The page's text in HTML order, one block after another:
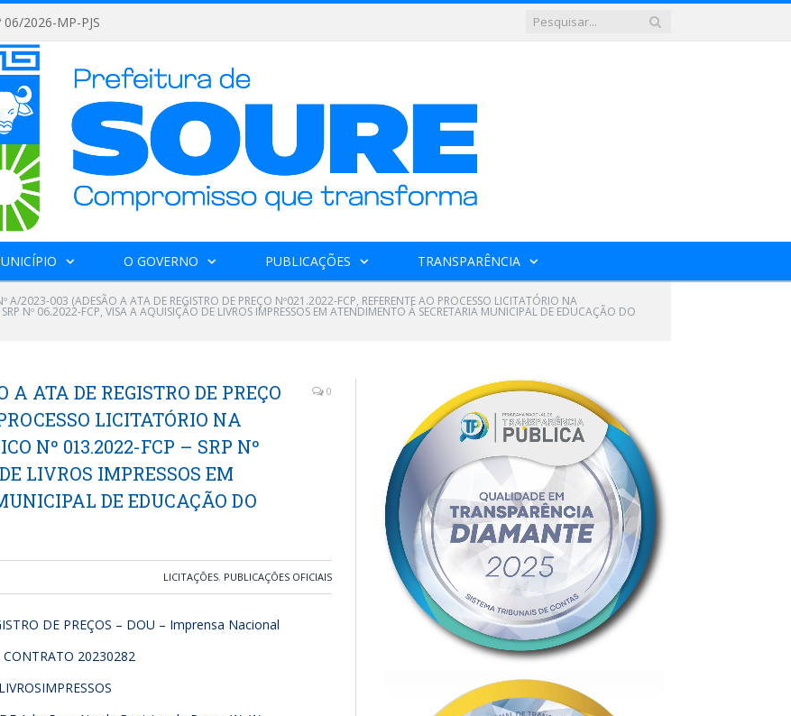
2026-MP-PJS
O GOVERNO PUBLICAÇÕES TRANSPARÊNCIA
A/2023-003 (ADESÃO A ATA DE REGISTRO DE PREÇO Nº021.2022-FCP, REFERENTE AO PROCESSO LICITATÓRIO NA
Nº 06.2022-FCP, VISA A AQUISIÇÃO DE LIVROS IMPRESSOS EM ATENDIMENTO À SECRETARIA MUNICIPAL DE EDUCAÇÃO DO
ATA DE REGISTRO DE PREÇO
LICITATÓRIO NA
Nº 013.2022-FCP – SRP Nº
LIVROS IMPRESSOS EM
DE EDUCAÇÃO DO
0
LICITAÇÕES, PUBLICAÇÕES OFICIAIS
DE PREÇOS – DOU – Imprensa Nacional
20230282